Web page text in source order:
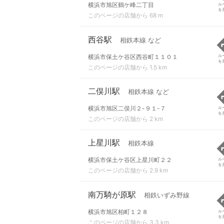
横浜市旭区鶴ケ峰二丁目
このページの店舗から 68 m
ル
を
西谷駅 相鉄本線 など
横浜市保土ケ谷区西谷町１１０１
このページの店舗から 1.5 km
ル
を
二俣川駅 相鉄本線 など
横浜市旭区二俣川２-９１-７
このページの店舗から 2 km
ル
を
上星川駅 相鉄本線
横浜市保土ケ谷区上星川町２２
このページの店舗から 2.9 km
ル
を
南万騎が原駅 相鉄いずみ野線
横浜市旭区柏町１２８
このページの店舗から 3.3 km
ル
を